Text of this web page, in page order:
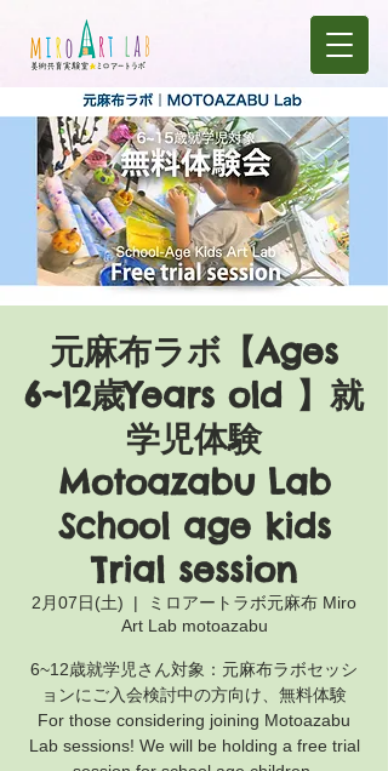
元麻布ラボ【Ages
6~12歳Years old 】就
学児体験
Motoazabu Lab
School age kids
Trial session
2月07日(土)
  |
ミロアートラボ元麻布 Miro
Art Lab motoazabu
6~12歳就学児さん対象：元麻布ラボセッシ
ョンにご入会検討中の方向け、無料体験
For those considering joining Motoazabu
Lab sessions! We will be holding a free trial